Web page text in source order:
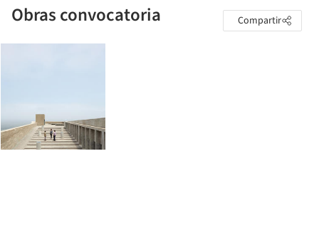
Obras convocatoria Compartir